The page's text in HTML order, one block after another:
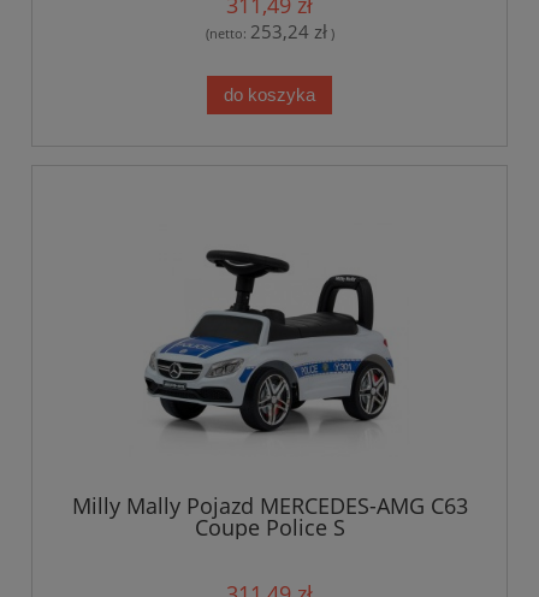
(netto: 253,24 zł)
do koszyka
Milly Mally Pojazd MERCEDES-AMG C63
Coupe Police S